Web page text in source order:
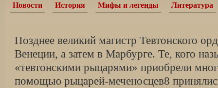
Новости История Мифы и легенды Литература
Позднее великий магистр Тевтонского
Венеции, а затем в Марбурге. Те, кого
«тевтонскими рыцарями» приобрели
помощью рыцарей-меченосцев8